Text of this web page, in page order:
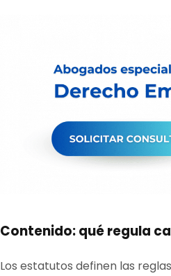
Contenido: qué regula
Los estatutos definen las